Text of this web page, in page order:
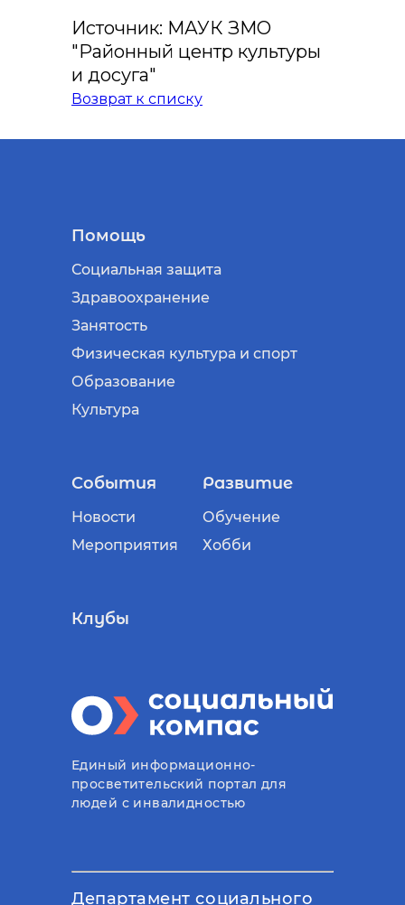
Источник: МАУК ЗМО
"Районный центр культуры
и досуга"
Возврат к списку
Помощь
Социальная защита
Здравоохранение
Занятость
Физическая культура и спорт
Образование
Культура
События
Новости
Мероприятия
Развитие
Обучение
Хобби
Клубы
Единый информационно-
просветительский портал для
людей с инвалидностью
Департамент социального